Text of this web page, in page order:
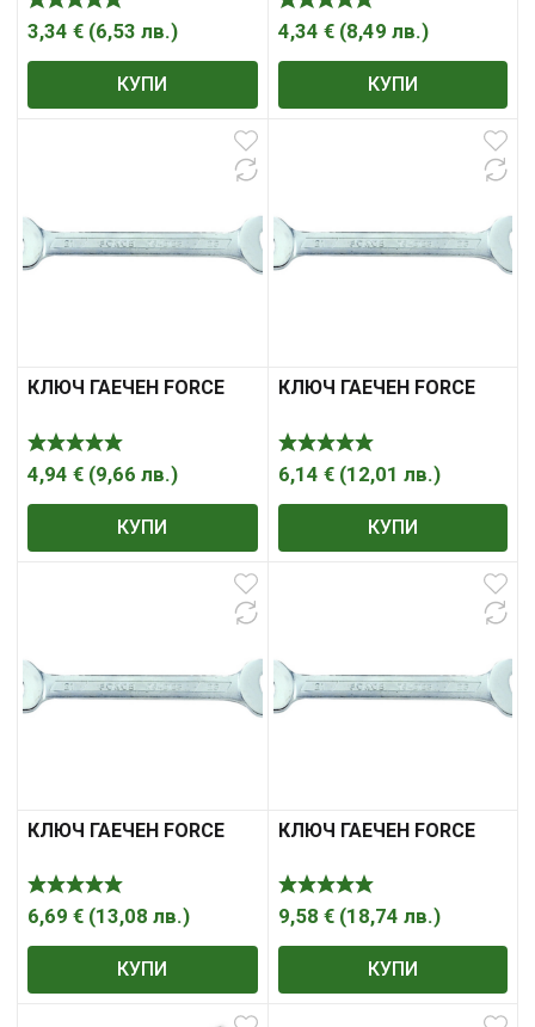
3,34 € (6,53 лв.)
КУПИ
4,34 € (8,49 лв.)
КУПИ
КЛЮЧ ГАЕЧЕН FORCE
4,94 € (9,66 лв.)
КУПИ
КЛЮЧ ГАЕЧЕН FORCE
6,14 € (12,01 лв.)
КУПИ
КЛЮЧ ГАЕЧЕН FORCE
6,69 € (13,08 лв.)
КУПИ
КЛЮЧ ГАЕЧЕН FORCE
9,58 € (18,74 лв.)
КУПИ